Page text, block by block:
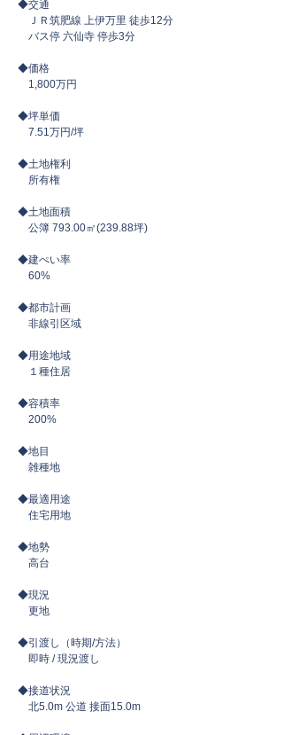
◆交通
ＪＲ筑肥線 上伊万里 徒歩12分
バス停 六仙寺 停歩3分
◆価格
1,800万円
◆坪単価
7.51万円/坪
◆土地権利
所有権
◆土地面積
公簿 793.00㎡(239.88坪)
◆建ぺい率
​ 60%
◆都市計画
非線引区域
◆用途地域
１種住居
◆容積率
​ 200%
◆地目
雑種地
◆最適用途
住宅用地
◆地勢
​ 高台
◆現況
更地
◆引渡し（時期/方法）
即時 / 現況渡し
◆接道状況
​ 北5.0m 公道 接面15.0m